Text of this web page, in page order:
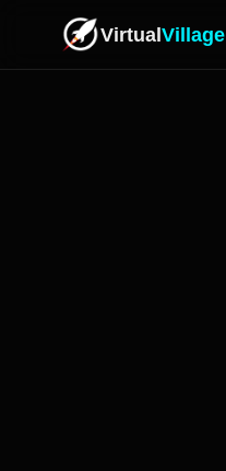
VirtualVillage